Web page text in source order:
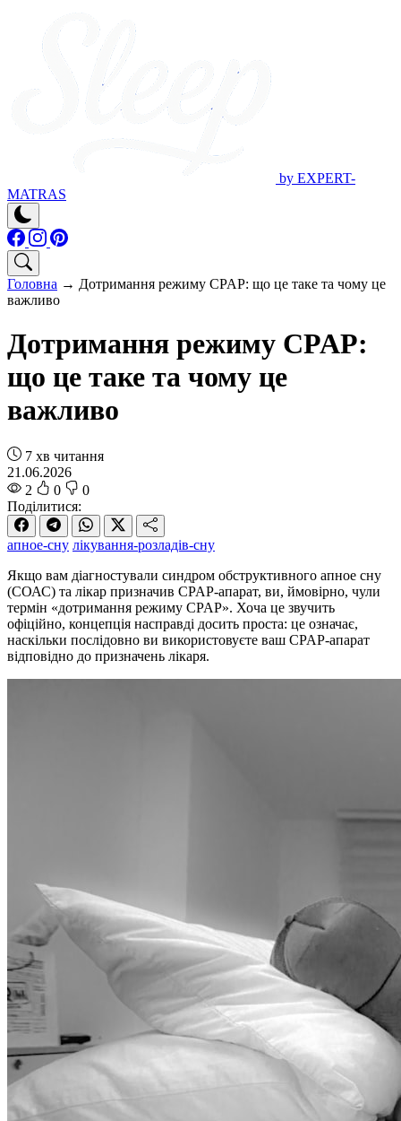
by EXPERT-
MATRAS
Головна → Дотримання режиму CPAP: що це таке та чому це
важливо
Дотримання режиму CPAP:
що це таке та чому це
важливо
7 хв читання
21.06.2026
2
0
0
Поділитися:
апное-сну лікування-розладів-сну
Якщо вам діагностували синдром обструктивного апное сну
(СОАС) та лікар призначив CPAP-апарат, ви, ймовірно, чули
термін «дотримання режиму CPAP». Хоча це звучить
офіційно, концепція насправді досить проста: це означає,
наскільки послідовно ви використовуєте ваш CPAP-апарат
відповідно до призначень лікаря.